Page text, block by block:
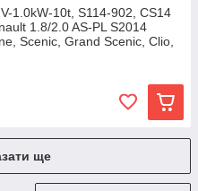
1.0kW-10t, S114-902, CS14
1.8/2.0 AS-PL S2014
Scenic, Grand Scenic, Clio,
ще